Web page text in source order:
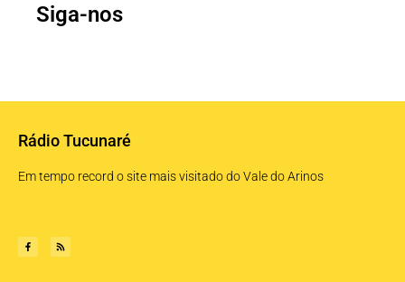
Siga-nos
Rádio Tucunaré
Em tempo record o site mais visitado do Vale do Arinos